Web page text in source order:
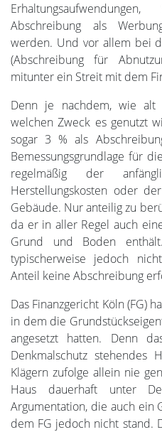
Abschreibung als
werden. Und vor allem bei
(Abschreibung für
mitunter ein Streit mit dem
Denn je nachdem, wie
welchen Zweck es genutzt
sogar 3 % als
Bemessungsgrundlage für
regelmäßig der
Herstellungskosten oder
Gebäude. Nur anteilig zu
da er in aller Regel auch
Grund und Boden
typischerweise jedoch
Anteil keine Abschreibung
Das Finanzgericht Köln (FG)
in dem die
angesetzt hatten. Denn
Denkmalschutz stehendes
Klägern zufolge allein nie
Haus dauerhaft unter
Argumentation, die auch ein
dem FG jedoch nicht stand.